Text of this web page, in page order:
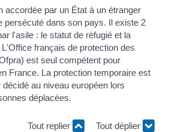
accordée par un État à un étranger
persécuté dans son pays. Il existe 2
l'asile : le statut de réfugié et la
français de protection des
est seul compétent pour
France. La protection temporaire est
au niveau européen lors
déplacées.
Tout replier Tout déplier